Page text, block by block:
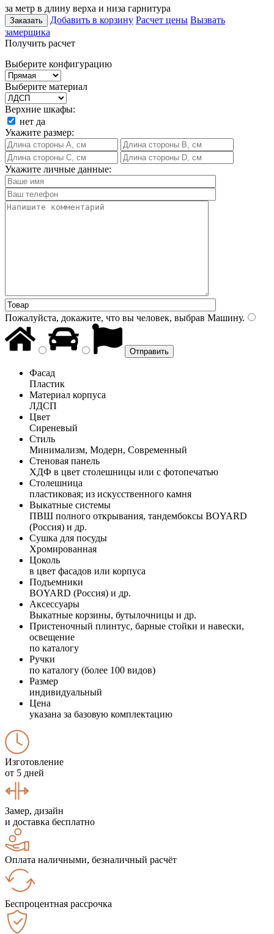
за метр в длину верха и низа гарнитура
Заказать Добавить в корзину Расчет цены Вызвать
замерщика
Получить расчет
Выберите конфигурацию
Выберите материал
Верхние шкафы:
нет да
Укажите размер:
Укажите личные данные:
Пожалуйста, докажите, что вы человек, выбрав Машину.
Фасад
Пластик
Материал корпуса
ЛДСП
Цвет
Сиреневый
Стиль
Минимализм, Модерн, Современный
Стеновая панель
ХДФ в цвет столешницы или с фотопечатью
Столешница
пластиковая; из искусственного камня
Выкатные системы
ПВШ полного открывания, тандембоксы BOYARD
(Россия) и др.
Сушка для посуды
Хромированная
Цоколь
в цвет фасадов или корпуса
Подъемники
BOYARD (Россия) и др.
Аксессуары
Выкатные корзины, бутылочницы и др.
Пристеночный плинтус, барные стойки и навески,
освещение
по каталогу
Ручки
по каталогу (более 100 видов)
Размер
индивидуальный
Цена
указана за базовую комплектацию
Изготовление
от 5 дней
Замер, дизайн
и доставка бесплатно
Оплата наличными, безналичный расчёт
Беспроцентная рассрочка